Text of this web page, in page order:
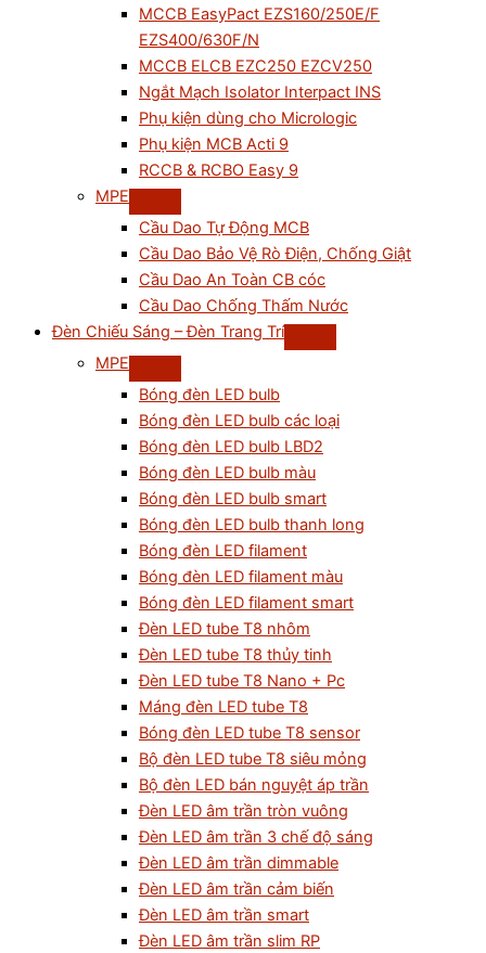
MCCB EasyPact EZS160/250E/F
EZS400/630F/N
MCCB ELCB EZC250 EZCV250
Ngắt Mạch Isolator Interpact INS
Phụ kiện dùng cho Micrologic
Phụ kiện MCB Acti 9
RCCB & RCBO Easy 9
MPE
Cầu Dao Tự Động MCB
Cầu Dao Bảo Vệ Rò Điện, Chống Giật
Cầu Dao An Toàn CB cóc
Cầu Dao Chống Thấm Nước
Đèn Chiếu Sáng – Đèn Trang Trí
MPE
Bóng đèn LED bulb
Bóng đèn LED bulb các loại
Bóng đèn LED bulb LBD2
Bóng đèn LED bulb màu
Bóng đèn LED bulb smart
Bóng đèn LED bulb thanh long
Bóng đèn LED filament
Bóng đèn LED filament màu
Bóng đèn LED filament smart
Đèn LED tube T8 nhôm
Đèn LED tube T8 thủy tinh
Đèn LED tube T8 Nano + Pc
Máng đèn LED tube T8
Bóng đèn LED tube T8 sensor
Bộ đèn LED tube T8 siêu mỏng
Bộ đèn LED bán nguyệt áp trần
Đèn LED âm trần tròn vuông
Đèn LED âm trần 3 chế độ sáng
Đèn LED âm trần dimmable
Đèn LED âm trần cảm biến
Đèn LED âm trần smart
Đèn LED âm trần slim RP